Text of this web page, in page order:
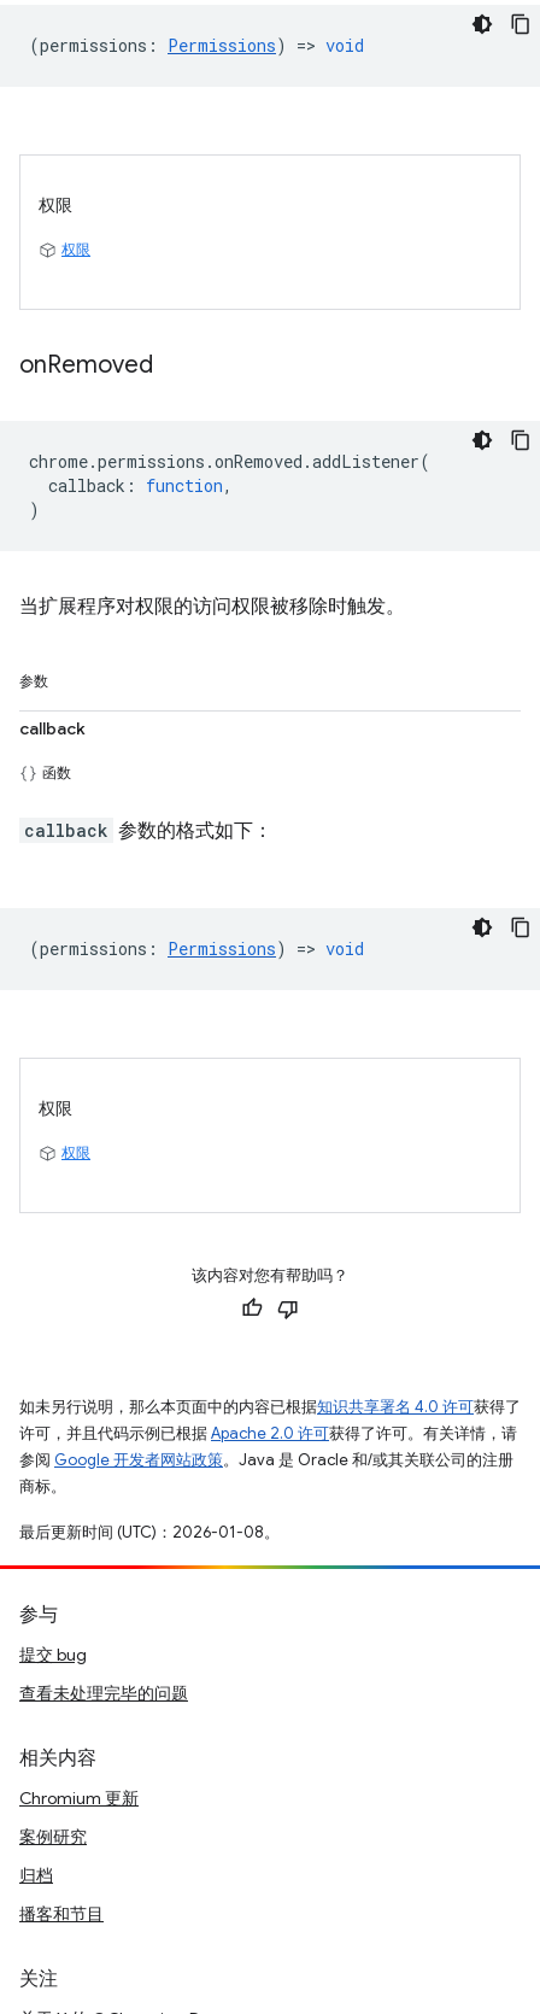
(permissions : Permissions) => void
权限
权限
onRemoved
chrome.permissions .onRemoved .addListener(
callback : function,
)
当扩展程序对权限的访问权限被移除时触发。
参数
callback
函数
callback 参数的格式如下：
(permissions : Permissions) => void
权限
权限
该内容对您有帮助吗？
如未另行说明，那么本页面中的内容已根据知识共享署名 4.0 许可获得了
许可，并且代码示例已根据Apache 2.0 许可获得了许可。有关详情，请
参阅 Google 开发者网站政策。Java 是 Oracle 和/或其关联公司的注册
商标。
最后更新时间 (UTC)：2026-01-08。
参与
提交 bug
查看未处理完毕的问题
相关内容
Chromium 更新
案例研究
归档
播客和节目
关注